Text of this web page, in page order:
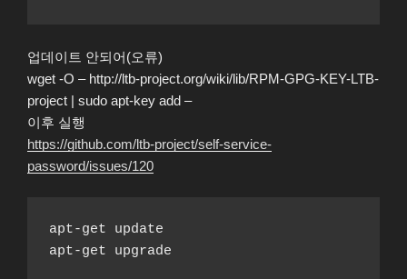
업데이트 안되어(오류)
wget -O – http://ltb-project.org/wiki/lib/RPM-GPG-KEY-LTB-
project | sudo apt-key add –
이후 실행
https://github.com/ltb-project/self-service-
password/issues/120
apt-get update
apt-get upgrade